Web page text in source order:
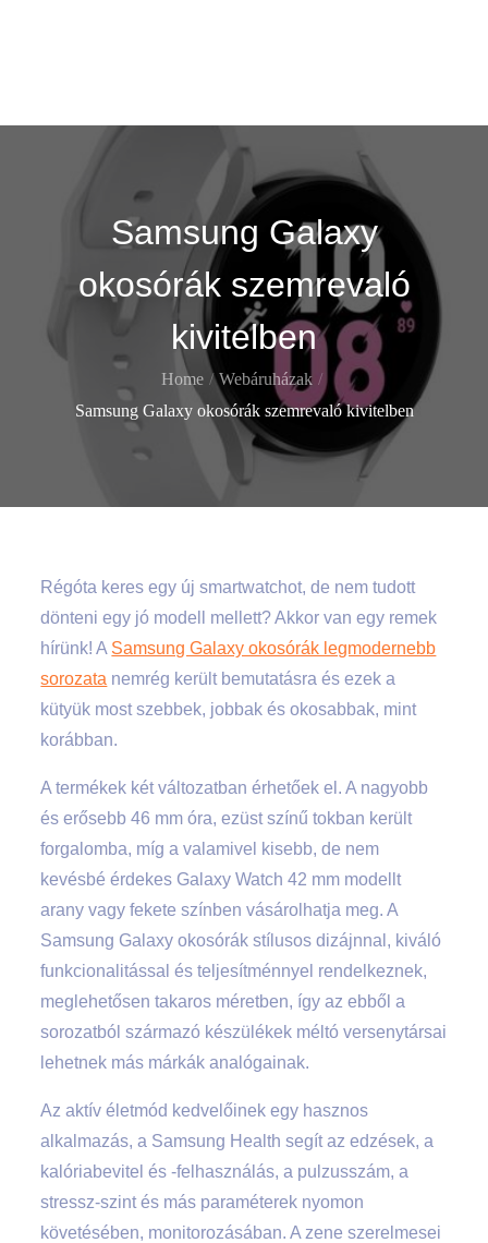
Samsung Galaxy
okosórák szemrevaló
kivitelben
Home
Webáruházak
Samsung Galaxy okosórák szemrevaló kivitelben
Régóta keres egy új smartwatchot, de nem tudott
dönteni egy jó modell mellett? Akkor van egy remek
hírünk! A Samsung Galaxy okosórák legmodernebb
sorozata nemrég került bemutatásra és ezek a
kütyük most szebbek, jobbak és okosabbak, mint
korábban.
A termékek két változatban érhetőek el. A nagyobb
és erősebb 46 mm óra, ezüst színű tokban került
forgalomba, míg a valamivel kisebb, de nem
kevésbé érdekes Galaxy Watch 42 mm modellt
arany vagy fekete színben vásárolhatja meg.A
Samsung Galaxy okosórák stílusos dizájnnal, kiváló
funkcionalitással és teljesítménnyel rendelkeznek,
meglehetősen takaros méretben, így az ebből a
sorozatból származó készülékek méltó versenytársai
lehetnek más márkák analógainak.
Az aktív életmód kedvelőinek egy hasznos
alkalmazás, a Samsung Health segít az edzések, a
kalóriabevitel és -felhasználás, a pulzusszám, a
stressz-szint és más paraméterek nyomon
követésében, monitorozásában. A zene szerelmesei